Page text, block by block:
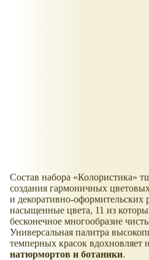
Состав набора Колористика
создания гармоничных
и декоративно-оформительских
насыщенные цвета, 11 из
бесконечное многообразие
Универсальная палитра
темперных красок вдохновляет
натюрмортов и ботаники.